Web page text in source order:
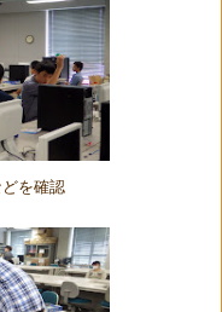
を確認